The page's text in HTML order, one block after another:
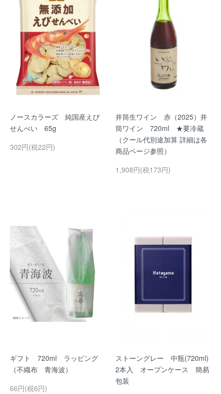
ノースカラーズ 純国産えび
せんべい 65g
302円(税22円)
井筒生ワイン 赤（2025）井
筒ワイン 720ml ★要冷蔵
（クール代別途加算 詳細は各
商品ページ参照）
1,908円(税173円)
ギフト 720ml ラッピング
（不織布 青海波）
66円(税6円)
ストーングレー 中瓶(720ml)
2本入 オープンケース 簡易
包装